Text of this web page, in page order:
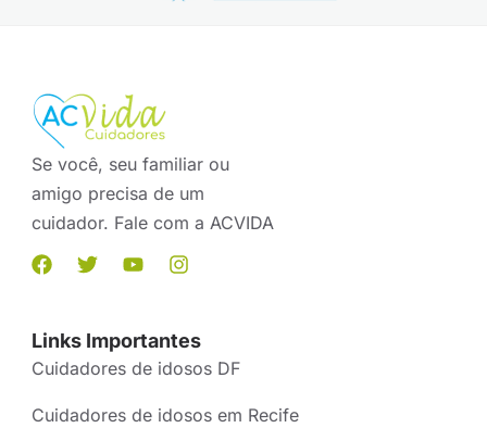
Se você, seu familiar ou
amigo precisa de um
cuidador. Fale com a ACVIDA
Links Importantes
Cuidadores de idosos DF
Cuidadores de idosos em Recife